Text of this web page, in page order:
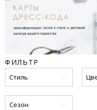
ФИЛЬТР
Стиль
Сезон